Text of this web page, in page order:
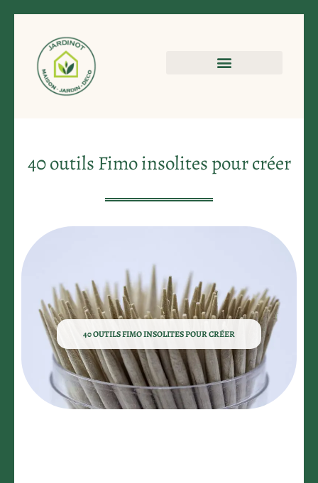
40 outils Fimo insolites pour créer
40 OUTILS FIMO INSOLITES POUR CRÉER